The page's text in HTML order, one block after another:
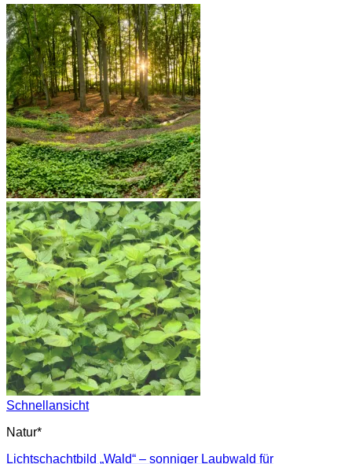
Schnellansicht
Natur*
Lichtschachtbild „Wald“ – sonniger Laubwald für